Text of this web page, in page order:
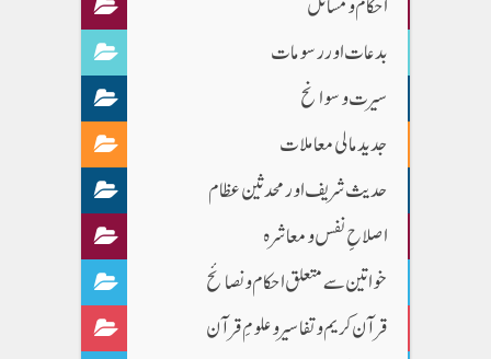
احکام و مسائل
بدعات اور رسومات
سیرت و سوانح
جدید مالی معاملات
حدیث شریف اور محدثین عظام
اصلاحِ نفس و معاشرہ
خواتین سے متعلق احکام و نصائح
قرآن کریم و تفاسیر و علومِ قرآن